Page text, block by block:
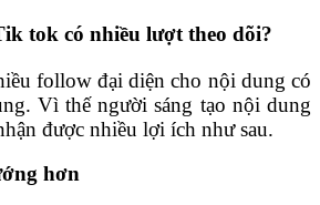
tok có nhiều lượt theo dõi?
follow đại diện cho nội dung có
Vì thế người sáng tạo nội dung
được nhiều lợi ích như sau.
hơn